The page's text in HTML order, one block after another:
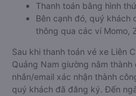
Thanh toán bằng hình
Bên cạnh đó, quý khách
thông qua các ví Momo,
Sau khi thanh toán vé xe Liên
Quảng Nam giường nằm thành
nhắn/email xác nhận thành
quý khách đã đăng ký. Đến